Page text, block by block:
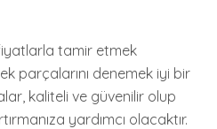
fiyatlarla tamir etmek
parçalarını denemek iyi bir
kaliteli ve güvenilir olup
yardımcı olacaktır.